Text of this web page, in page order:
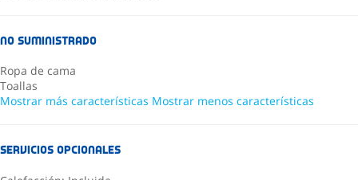
No suministrado
Ropa de cama
Toallas
Mostrar más características Mostrar menos características
Servicios opcionales